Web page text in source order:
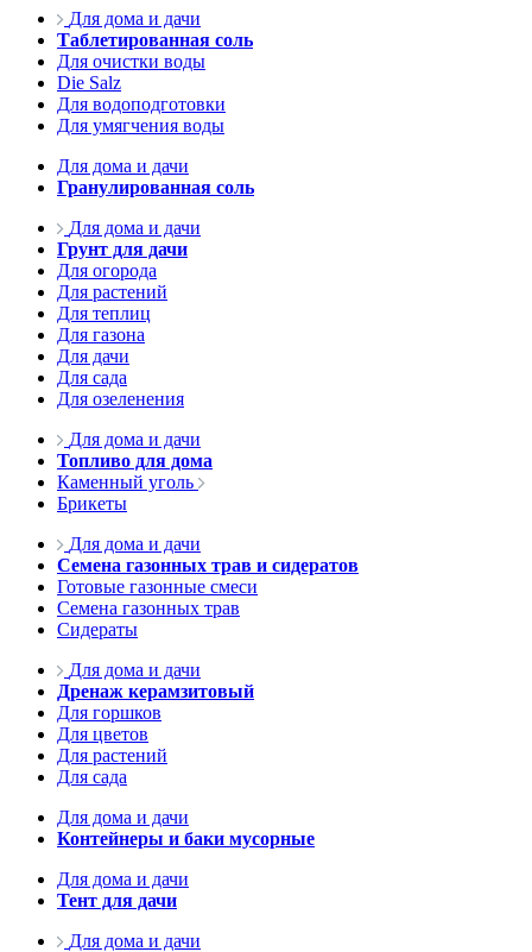
Для дома и дачи
Таблетированная соль
Для очистки воды
Die Salz
Для водоподготовки
Для умягчения воды
Для дома и дачи
Гранулированная соль
Для дома и дачи
Грунт для дачи
Для огорода
Для растений
Для теплиц
Для газона
Для дачи
Для сада
Для озеленения
Для дома и дачи
Топливо для дома
Каменный уголь
Брикеты
Для дома и дачи
Семена газонных трав и сидератов
Готовые газонные смеси
Семена газонных трав
Сидераты
Для дома и дачи
Дренаж керамзитовый
Для горшков
Для цветов
Для растений
Для сада
Для дома и дачи
Контейнеры и баки мусорные
Для дома и дачи
Тент для дачи
Для дома и дачи